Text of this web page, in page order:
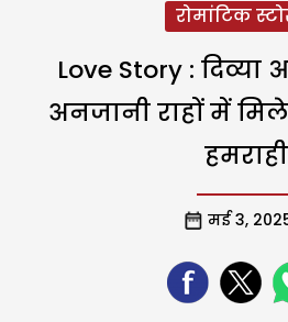
रोमांटिक
Love Story : दिव्या
अनजानी राहों में
हमराही
मई 3,